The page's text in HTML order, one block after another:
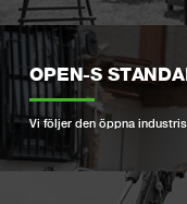
OPEN-S
Vi följer den öppna